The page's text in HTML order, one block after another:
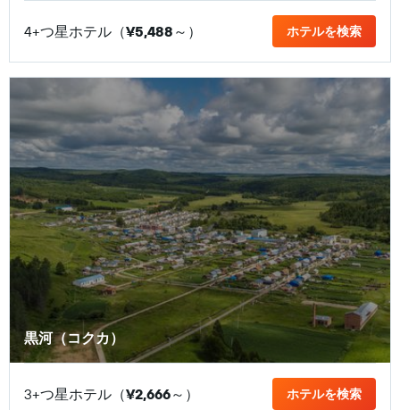
4+つ星ホテル（¥5,488 ​～） ホテルを検索
黒河（コクカ）
3+つ星ホテル（¥2,666​～） ホテルを検索